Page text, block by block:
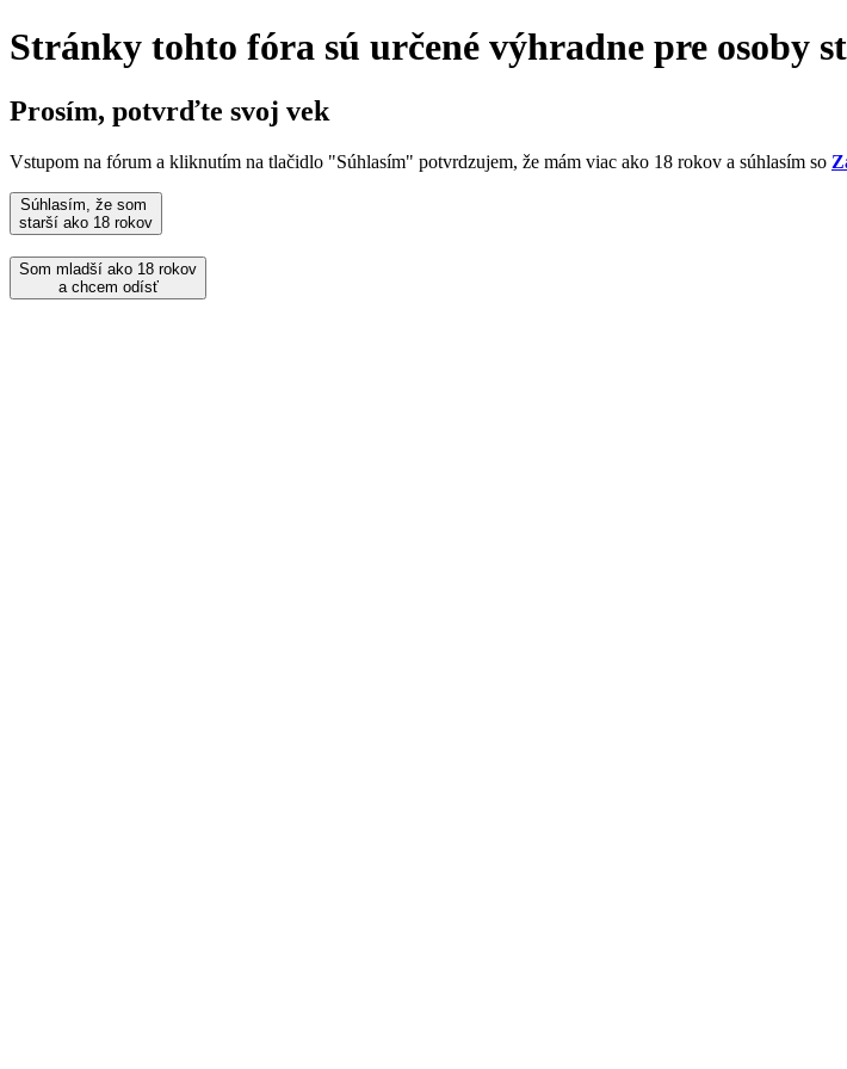
Stránky tohto fóra sú určené výhradne pre osoby
Prosím, potvrďte svoj vek
Vstupom na fórum a kliknutím na tlačidlo "Súhlasím" potvrdzujem, že mám viac ako 18 rokov a súhlasím so
Súhlasím, že som
starší ako 18 rokov
Som mladší ako 18 rokov
a chcem odísť